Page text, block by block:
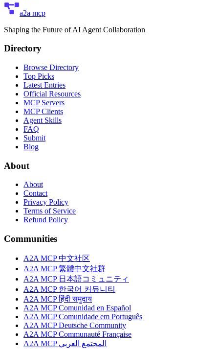
a2a mcp
Shaping the Future of AI Agent Collaboration
Directory
Browse Directory
Top Picks
Latest Entries
Official Resources
MCP Servers
MCP Clients
Agent Skills
FAQ
Submit
Blog
About
About
Contact
Privacy Policy
Terms of Service
Refund Policy
Communities
A2A MCP 中文社区
A2A MCP 繁體中文社群
A2A MCP 日本語コミュニティ
A2A MCP 한국어 커뮤니티
A2A MCP हिंदी समुदाय
A2A MCP Comunidad en Español
A2A MCP Comunidade em Português
A2A MCP Deutsche Community
A2A MCP Communauté Française
A2A MCP المجتمع العربي